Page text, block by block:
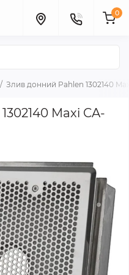
0
Злив донний Pahlen 1302140
Maxi CA-